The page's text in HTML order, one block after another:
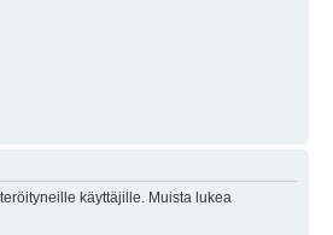
käyttäjille. Muista lukea